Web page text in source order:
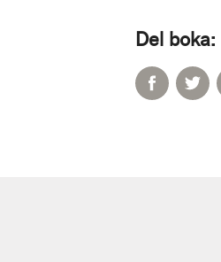
Del boka: